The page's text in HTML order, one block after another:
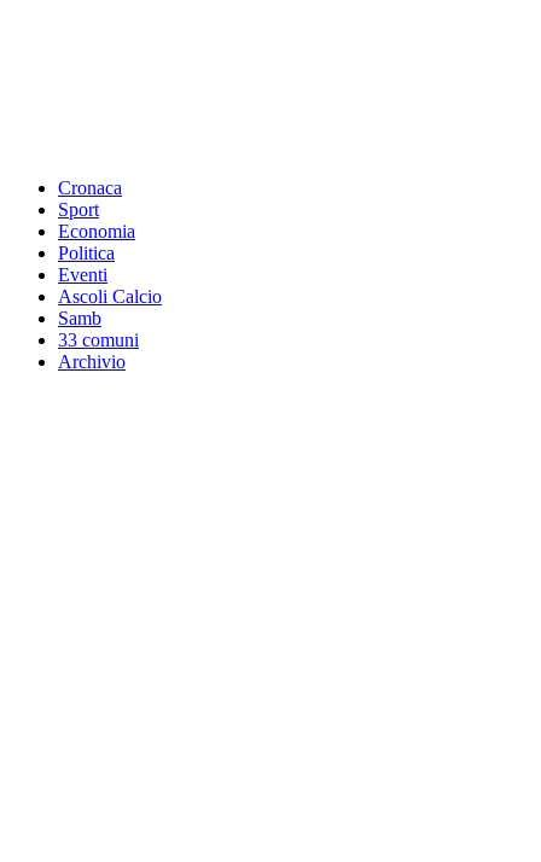
Cronaca
Sport
Economia
Politica
Eventi
Ascoli Calcio
Samb
33 comuni
Archivio